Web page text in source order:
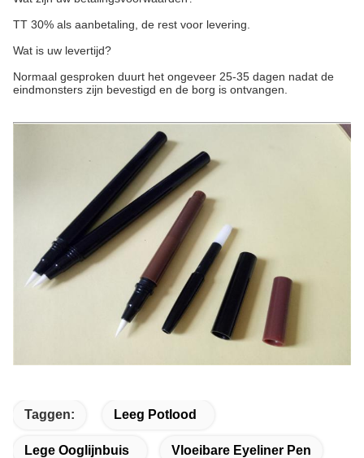
TT 30% als aanbetaling, de rest voor levering.
Wat is uw levertijd?
Normaal gesproken duurt het ongeveer 25-35 dagen nadat de
eindmonsters zijn bevestigd en de borg is ontvangen.
Taggen: Leeg Potlood
Lege Ooglijnbuis Vloeibare Eyeliner Pen